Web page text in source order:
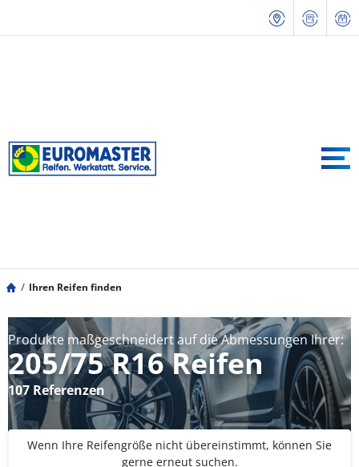
Ihren Reifen finden
Produkte maßgeschneidert auf die Abmessungen Ihrer:
205/75 R16 Reifen
107 Referenzen
Wenn Ihre Reifengröße nicht übereinstimmt, können Sie
gerne erneut suchen.